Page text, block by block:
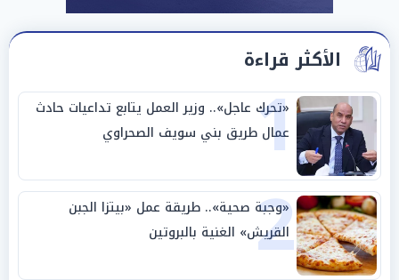
الأكثر قراءة
1
«تحرك عاجل».. وزير العمل يتابع تداعيات حادث
عمال طريق بني سويف الصحراوي
2
«وجبة صحية».. طريقة عمل «بيتزا الجبن
القريش» الغنية بالبروتين